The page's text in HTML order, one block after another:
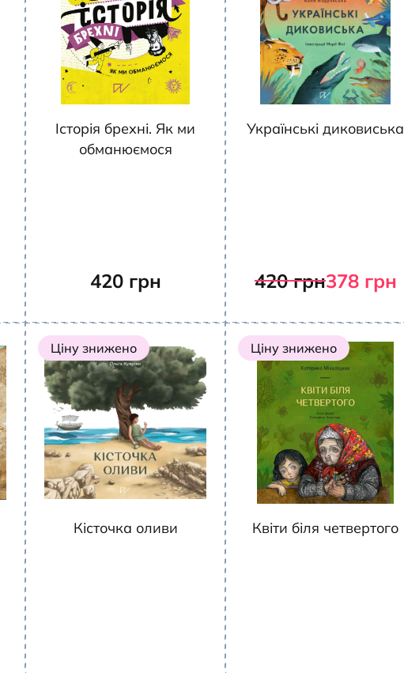
Історія брехні. Як ми
обманюємося
420 грн
Українські диковиська
420грн378 грн
Ціну знижено
Кісточка оливи
Ціну знижено
Квіти біля четвертого